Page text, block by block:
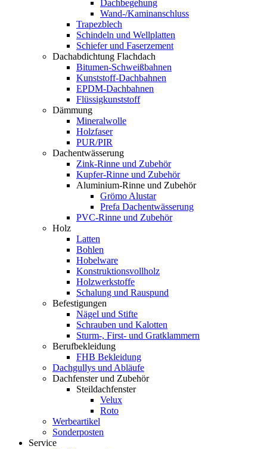
Dachbegehung
Wand-/Kaminanschluss
Trapezblech
Schindeln und Wellplatten
Schiefer und Faserzement
Dachabdichtung Flachdach
Bitumen-Schweißbahnen
Kunststoff-Dachbahnen
EPDM-Dachbahnen
Flüssigkunststoff
Dämmung
Mineralwolle
Holzfaser
PUR/PIR
Dachentwässerung
Zink-Rinne und Zubehör
Kupfer-Rinne und Zubehör
Aluminium-Rinne und Zubehör
Grömo Alustar
Prefa Dachentwässerung
PVC-Rinne und Zubehör
Holz
Latten
Bohlen
Hobelware
Konstruktionsvollholz
Holzwerkstoffe
Schalung und Rauspund
Befestigungen
Nägel und Stifte
Schrauben und Kalotten
Sturm-, First- und Gratklammern
Berufbekleidung
FHB Bekleidung
Dachgullys und Abläufe
Dachfenster und Zubehör
Steildachfenster
Velux
Roto
Werbeartikel
Sonderposten
Service